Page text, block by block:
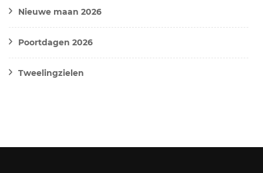
Nieuwe maan 2026
Poortdagen 2026
Tweelingzielen